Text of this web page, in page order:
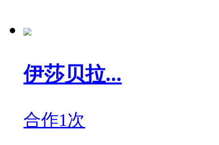
伊莎贝拉...
合作1次